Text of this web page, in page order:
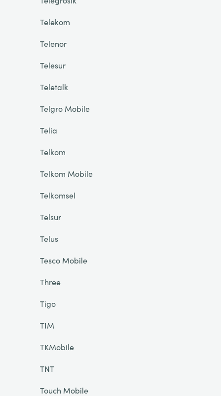
Telekom
Telenor
Telesur
Teletalk
Telgro Mobile
Telia
Telkom
Telkom Mobile
Telkomsel
Telsur
Telus
Tesco Mobile
Three
Tigo
TIM
TKMobile
TNT
Touch Mobile